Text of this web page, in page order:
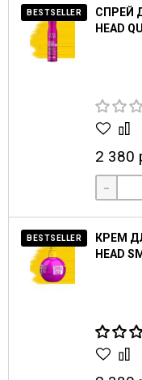
BESTSELLER
СПРЕЙ
HEAD
2 380
-
BESTSELLER
КРЕМ
HEAD